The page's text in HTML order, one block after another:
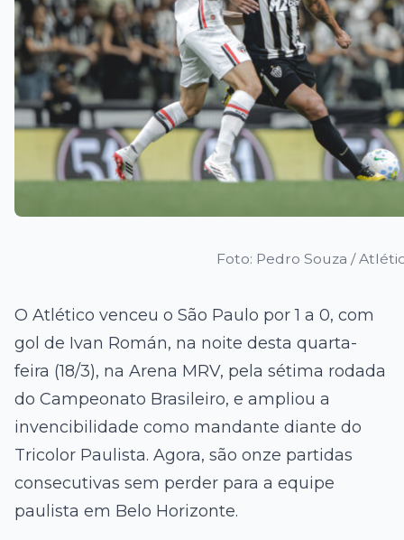
Foto: Pedro Souza /
O Atlético venceu o São Paulo por 1 a 0, com
gol de Ivan Román, na noite desta quarta-
feira (18/3), na Arena MRV, pela sétima rodada
do Campeonato Brasileiro, e ampliou a
invencibilidade como mandante diante do
Tricolor Paulista. Agora, são onze partidas
consecutivas sem perder para a equipe
paulista em Belo Horizonte.